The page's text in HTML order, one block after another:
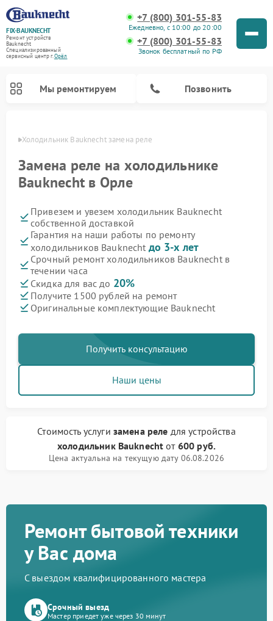
FIX-BAUKNECHT
Ремонт устройств
Bauknecht
Специализированный
cервисный центр г.Орёл
+7 (800) 301-55-83
Ежедневно, с 10:00 до 20:00
+7 (800) 301-55-83
Звонок бесплатный по РФ
Мы ремонтируем Позвонить
Холодильник Bauknecht замена реле
Замена реле на холодильнике
Bauknecht в Орле
Привезем и увезем холодильник Bauknecht
собственной доставкой
Гарантия на наши работы по ремонту
холодильников Bauknecht до 3-х лет
Срочный ремонт холодильников Bauknecht в
течении часа
Скидка для вас до 20%
Получите 1500 рублей на ремонт
Оригинальные комплектующие Bauknecht
Получить консультацию
Наши цены
Стоимость услуги замена реле для устройства
холодильник Bauknecht от 600 руб.
Цена актуальна на текущую дату 06.08.2026
Ремонт бытовой техники
у Вас дома
С выездом квалифицированного мастера
Срочный выезд
Мастер приедет уже через 30 минут